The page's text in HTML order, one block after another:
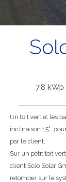
7.8 kWp
Un toit vert et les
inclinaison 15°,
par le client.
Sur un petit toit
client Solo Solar
retomber sur le